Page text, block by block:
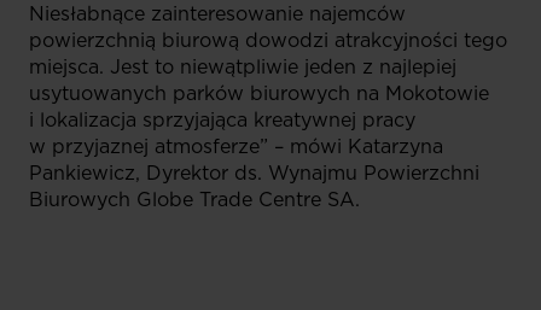
Niesłabnące zainteresowanie najemców
powierzchnią biurową dowodzi atrakcyjności tego
miejsca. Jest to niewątpliwie jeden z najlepiej
usytuowanych parków biurowych na Mokotowie
i lokalizacja sprzyjająca kreatywnej pracy
w przyjaznej atmosferze” – mówi Katarzyna
Pankiewicz, Dyrektor ds. Wynajmu Powierzchni
Biurowych Globe Trade Centre SA.